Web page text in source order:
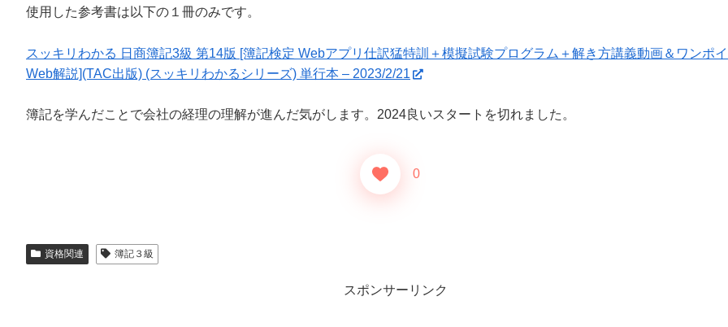
使用した参考書は以下の１冊のみです。
スッキリわかる 日商簿記3級 第14版 [簿記検定 Webアプリ仕訳猛特訓＋模擬試験プログラム＋解き方講義動画＆ワンポイ
Web解説](TAC出版) (スッキリわかるシリーズ) 単行本 – 2023/2/21
簿記を学んだことで会社の経理の理解が進んだ気がします。2024良いスタートを切れました。
0
資格関連 簿記３級
スポンサーリンク